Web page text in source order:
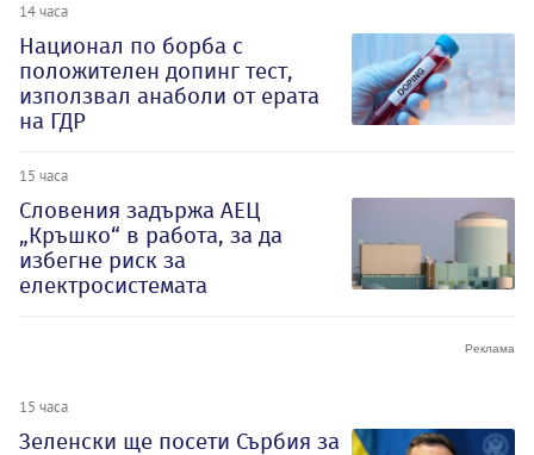
14 часа
Национал по борба с
положителен допинг тест,
използвал анаболи от ерата
на ГДР
15 часа
Словения задържа АЕЦ
„Кръшко“ в работа, за да
избегне риск за
електросистемата
15 часа
Зеленски ще посети Сърбия за